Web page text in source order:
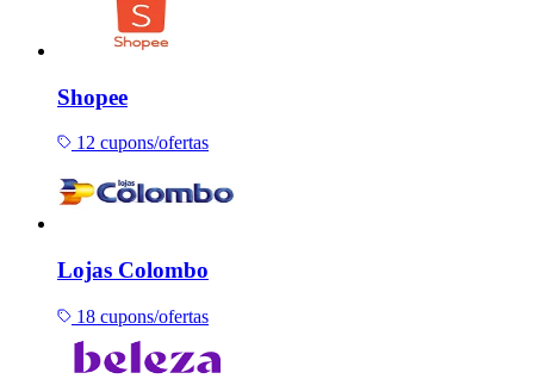
Shopee
12 cupons/ofertas
Lojas Colombo
18 cupons/ofertas